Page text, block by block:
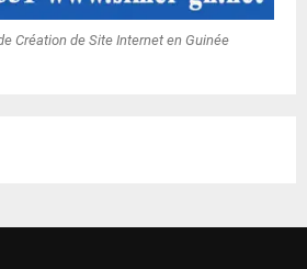
Création de Site Internet en Guinée